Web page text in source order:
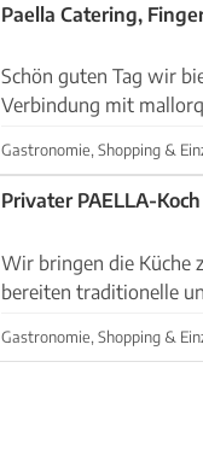
Paella Catering,
Schön guten Tag wir
Verbindung mit
Gastronomie, Shopping &
Privater PAELLA-
Wir bringen die Küche
bereiten traditionelle
Gastronomie, Shopping &